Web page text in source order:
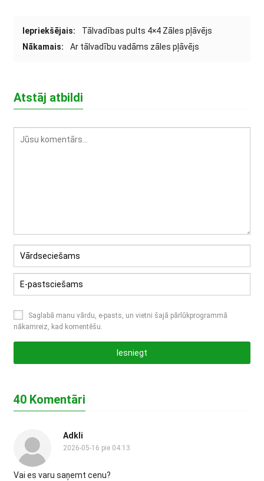
Iepriekšējais:
Tālvadības pults 4×4 Zāles pļāvējs
Nākamais:
Ar tālvadību vadāms zāles pļāvējs
Atstāj atbildi
Saglabā manu vārdu, e-pasts, un vietni šajā pārlūkprogrammā
nākamreiz, kad komentēšu.
40 Komentāri
Adkli
2026-05-16 pie 04:13
Vai es varu saņemt cenu?